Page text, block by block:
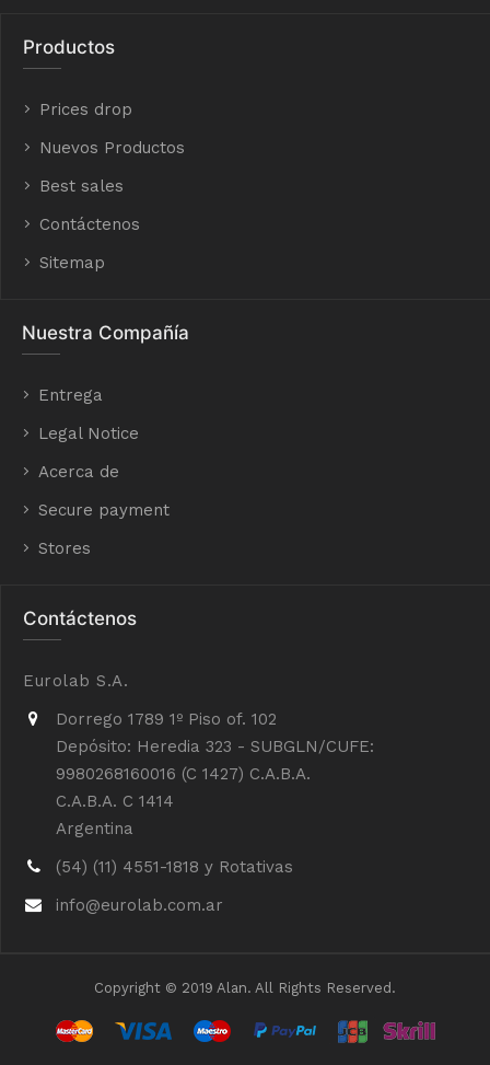
Productos
Prices drop
Nuevos Productos
Best sales
Contáctenos
Sitemap
Nuestra Compañía
Entrega
Legal Notice
Acerca de
Secure payment
Stores
Contáctenos
Eurolab S.A.
Dorrego 1789 1º Piso of. 102
Depósito: Heredia 323 - SUBGLN/CUFE:
9980268160016 (C 1427) C.A.B.A.
C.A.B.A. C 1414
Argentina
(54) (11) 4551-1818 y Rotativas
info@eurolab.com.ar
Copyright © 2019 Alan. All Rights Reserved.